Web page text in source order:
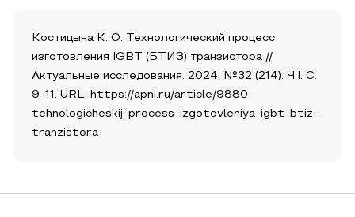
Костицына К. О. Технологический процесс
изготовления IGBT (БТИЗ) транзистора //
Актуальные исследования. 2024. №32 (214). Ч.I. С.
9-11. URL: https://apni.ru/article/9880-
tehnologicheskij-process-izgotovleniya-igbt-btiz-
tranzistora